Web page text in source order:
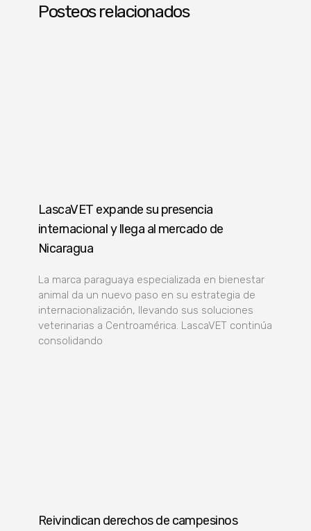
Posteos relacionados
LascaVET expande su presencia
internacional y llega al mercado de
Nicaragua
La marca paraguaya especializada en bienestar
animal da un nuevo paso en su estrategia de
internacionalización, llevando sus soluciones
veterinarias a Centroamérica. LascaVET continúa
consolidando
Reivindican derechos de campesinos